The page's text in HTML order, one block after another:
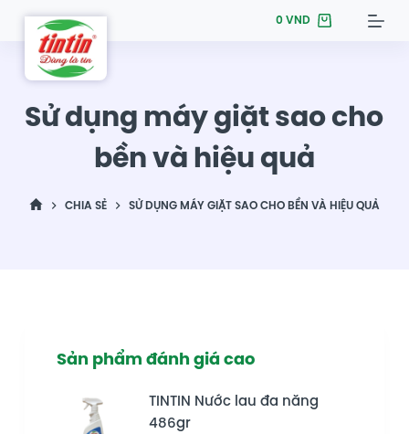
S
0VND
Sử dụng máy giặt sao cho
bền và hiệu quả
CHIA SẺ SỬ DỤNG MÁY GIẶT SAO CHO BỀN VÀ HIỆU QUẢ
Sản phẩm đánh giá cao
TINTIN Nước lau đa năng
486gr